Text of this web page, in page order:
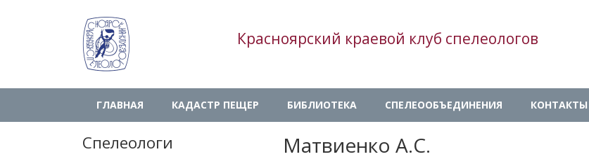
Красноярский краевой клуб спелеологов
Main
navigation
ГЛАВНАЯ КАДАСТР ПЕЩЕР БИБЛИОТЕКА СПЕЛЕООБЪЕДИНЕНИЯ КОНТАКТЫ
Спелеологи Матвиенко А.С.